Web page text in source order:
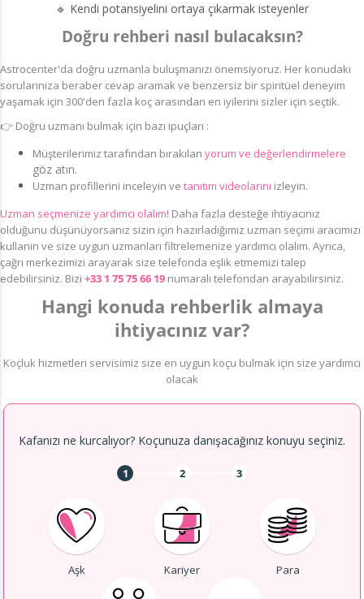
🔹 Kendi potansiyelini ortaya çıkarmak isteyenler
Doğru rehberi nasıl bulacaksın?
Astrocenter'da doğru uzmanla buluşmanızı önemsiyoruz. Her konudaki
sorularınıza beraber cevap aramak ve benzersiz bir spiritüel deneyim
yaşamak için 300'den fazla koç arasından en iyilerini sizler için seçtik.
👉 Doğru uzmanı bulmak için bazı ipuçları :
Müşterilerimiz tarafından bırakılan yorum ve değerlendirmelere
göz atın.
Uzman profillerini inceleyin ve tanıtım videolarını izleyin.
Uzman seçmenize yardımcı olalım! Daha fazla desteğe ihtiyacınız
olduğunu düşünüyorsanız sizin için hazırladığımız uzman seçimi aracımızı
kullanın ve size uygun uzmanları filtrelemenize yardımcı olalım. Ayrıca,
çağrı merkezimizi arayarak size telefonda eşlik etmemizi talep
edebilirsiniz. Bizi +33 1 75 75 66 19 numaralı telefondan arayabilirsiniz.
Hangi konuda rehberlik almaya
ihtiyacınız var?
Koçluk hizmetleri servisimiz size en uygun koçu bulmak için size yardımcı
olacak
Kafanızı ne kurcalıyor? Koçunuza danışacağınız konuyu seçiniz.
1 2 3
Aşk Kariyer Para